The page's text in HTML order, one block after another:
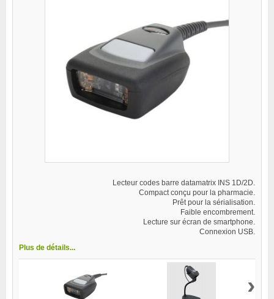
Lecteur codes barre datamatrix INS 1D/2D.
Compact conçu pour la pharmacie.
Prêt pour la sérialisation.
Faible encombrement.
Lecture sur écran de smartphone.
Connexion USB.
Plus de détails...
›